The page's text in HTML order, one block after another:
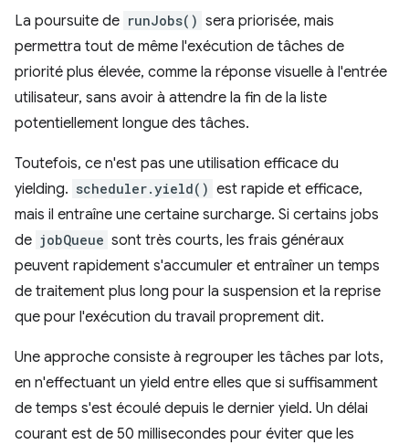
La poursuite de runJobs() sera priorisée, mais
permettra tout de même l'exécution de tâches de
priorité plus élevée, comme la réponse visuelle à l'entrée
utilisateur, sans avoir à attendre la fin de la liste
potentiellement longue des tâches.
Toutefois, ce n'est pas une utilisation efficace du
yielding. scheduler.yield() est rapide et efficace,
mais il entraîne une certaine surcharge. Si certains jobs
de jobQueue sont très courts, les frais généraux
peuvent rapidement s'accumuler et entraîner un temps
de traitement plus long pour la suspension et la reprise
que pour l'exécution du travail proprement dit.
Une approche consiste à regrouper les tâches par lots,
en n'effectuant un yield entre elles que si suffisamment
de temps s'est écoulé depuis le dernier yield. Un délai
courant est de 50 millisecondes pour éviter que les